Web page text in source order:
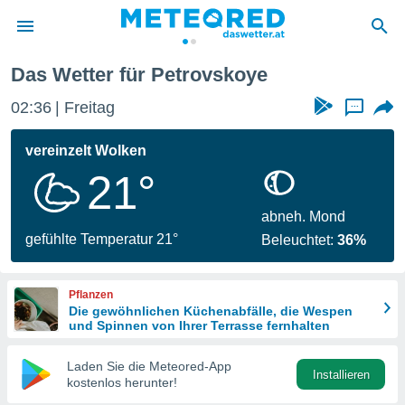
wurde
dass
sind.
diese
Das Wetter für Petrovskoye
02:36 Freitag ...
vereinzelt Wolken
21°
gefühlte Temperatur 21°
abneh. Mond
Beleuchtet:36%
Pflanzen
Die gewöhnlichen Küchenabfälle, die Wespen
und Spinnen von Ihrer Terrasse fernhalten
Laden Sie die Meteored-App
kostenlos herunter!
Installieren